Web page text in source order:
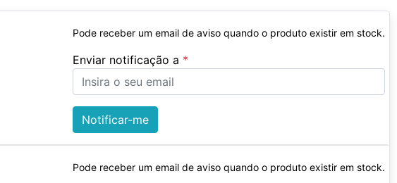
Pode receber um email de aviso quando o produto existir em stock.
Enviar notificação a
Notificar-me
Pode receber um email de aviso quando o produto existir em stock.